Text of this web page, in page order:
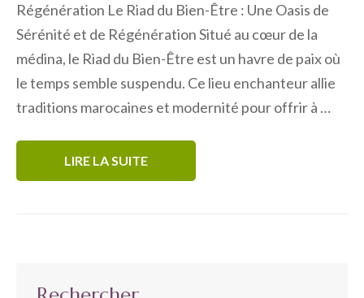
Régénération Le Riad du Bien-Être : Une Oasis de
Sérénité et de Régénération Situé au cœur de la
médina, le Riad du Bien-Être est un havre de paix où
le temps semble suspendu. Ce lieu enchanteur allie
traditions marocaines et modernité pour offrir à …
LIRE LA SUITE